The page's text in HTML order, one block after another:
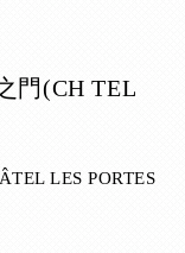
門(CH TEL
LES PORTES